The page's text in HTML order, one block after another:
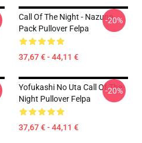
Call Of The Night - Nazuna
Pack Pullover Felpa
37,67 € - 44,11 €
-20%
Yofukashi No Uta Call Of The
Night Pullover Felpa
37,67 € - 44,11 €
-20%